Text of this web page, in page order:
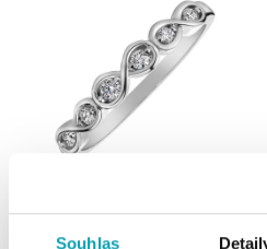
Souhlas
Prsten s diamanty Infinite Spark